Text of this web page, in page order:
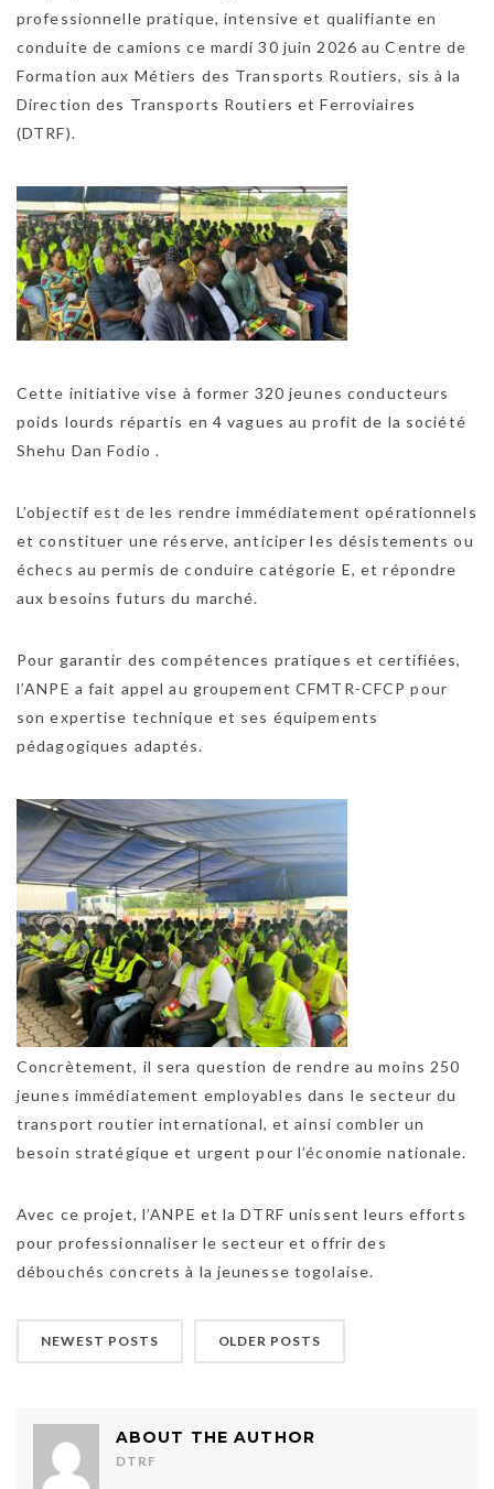
professionnelle pratique, intensive et qualifiante en
conduite de camions ce mardi 30 juin 2026 au Centre de
Formation aux Métiers des Transports Routiers, sis à la
Direction des Transports Routiers et Ferroviaires
(DTRF).
Cette initiative vise à former 320 jeunes conducteurs
poids lourds répartis en 4 vagues au profit de la société
Shehu Dan Fodio .
L’objectif est de les rendre immédiatement opérationnels
et constituer une réserve, anticiper les désistements ou
échecs au permis de conduire catégorie E, et répondre
aux besoins futurs du marché.
Pour garantir des compétences pratiques et certifiées,
l’ANPE a fait appel au groupement CFMTR-CFCP pour
son expertise technique et ses équipements
pédagogiques adaptés.
Concrètement, il sera question de rendre au moins 250
jeunes immédiatement employables dans le secteur du
transport routier international, et ainsi combler un
besoin stratégique et urgent pour l’économie nationale.
Avec ce projet, l’ANPE et la DTRF unissent leurs efforts
pour professionnaliser le secteur et offrir des
débouchés concrets à la jeunesse togolaise.
NEWEST POSTS OLDER POSTS
ABOUT THE AUTHOR
DTRF